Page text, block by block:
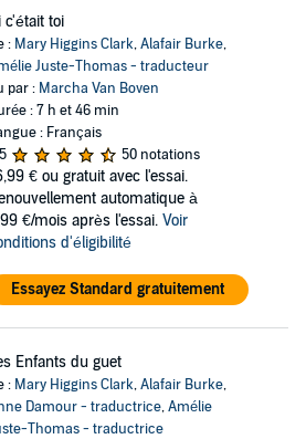
c'était toi
: Mary Higgins Clark,Alafair Burke,
Juste-Thomas - traducteur
par : Marcha Van Boven
: 7 h et 46 min
: Français
50 notations
€ ou gratuit avec l'essai.
automatique à
€/mois après l'essai. Voir
d'éligibilité
Essayez Standard gratuitement
Enfants du guet
: Mary Higgins Clark,Alafair Burke,
Damour - traductrice,Amélie
Thomas - traductrice